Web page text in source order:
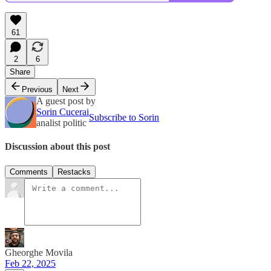
61
2
6
Share
Previous
Next
A guest post by
Sorin Cucerai
analist politic
Subscribe to Sorin
Discussion about this post
Comments Restacks
Gheorghe Movila
Feb 22, 2025